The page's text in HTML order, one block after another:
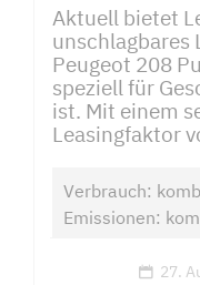
Aktuell bietet
unschlagbares
Peugeot 208
speziell für
ist. Mit einem
Leasingfaktor
Verbrauch:
Emissionen:
27.